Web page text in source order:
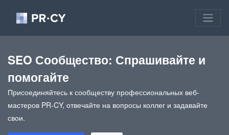
SEO Сообщество: Спрашивайте и
помогайте
Присоединяйтесь к сообществу профессиональных веб-
мастеров PR-CY, отвечайте на вопросы коллег и задавайте
свои.